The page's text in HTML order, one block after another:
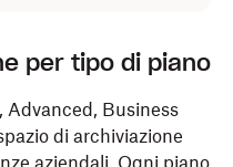
per tipo di piano
Advanced, Business
di archiviazione
aziendali. Ogni piano